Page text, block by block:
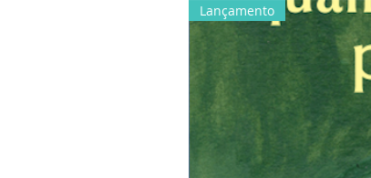
Lançamento